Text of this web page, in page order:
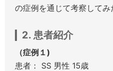
の症例を通じて考察してみ
2. 患者紹介
（症例１)
患者： SS 男性 15歳